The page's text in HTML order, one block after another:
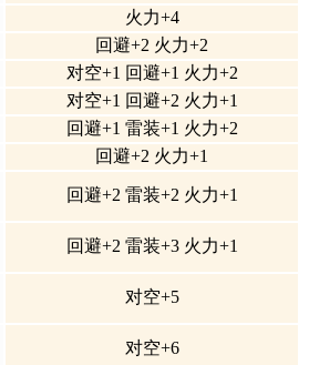
火力+4
回避+2 火力+2
对空+1 回避+1 火力+2
对空+1 回避+2 火力+1
回避+1 雷装+1 火力+2
回避+2 火力+1
回避+2 雷装+2 火力+1
回避+2 雷装+3 火力+1
对空+5
对空+6